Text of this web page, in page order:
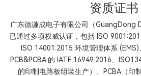
资质证书
广东德谦成电子有限公司（GuangDong
已通过多项权威认证，包括 ISO
ISO 14001:2015 环境管理体系 (EMS)
PCB&PCBA 的 IATF 16949:2016、
的印制电路板组装生产）、PCBA（印